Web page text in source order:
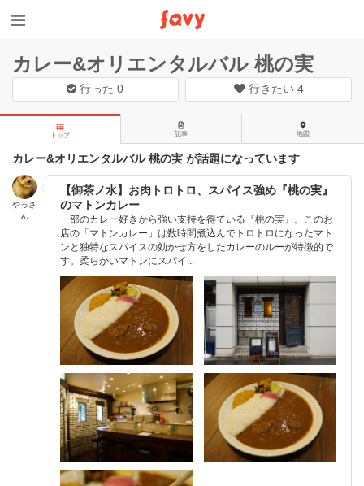
カレー&オリエンタルバル 桃の実
行った0 行きたい 4
トップ 記事 地図
カレー&オリエンタルバル 桃の実 が話題になっています
やっさ
ん
【御茶ノ水】お肉トロトロ、スパイス強め『桃の実』
のマトンカレー
一部のカレー好きから強い支持を得ている『桃の実』。このお
店の「マトンカレー」は数時間煮込んでトロトロになったマト
ンと独特なスパイスの効かせ方をしたカレーのルーが特徴的で
す。柔らかいマトンにスパイ...